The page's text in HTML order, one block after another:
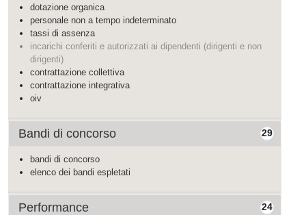
dotazione organica
personale non a tempo indeterminato
tassi di assenza
incarichi conferiti e autorizzati ai dipendenti (dirigenti e non
dirigenti)
contrattazione collettiva
contrattazione integrativa
oiv
29
Bandi di concorso
bandi di concorso
elenco dei bandi espletati
24
Performance